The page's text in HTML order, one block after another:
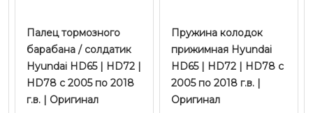
Палец тормозного
барабана / солдатик
Hyundai HD65 | HD72 |
HD78 с 2005 по 2018
г.в. | Оригинал
Пружина колодок
прижимная Hyundai
HD65 | HD72 | HD78 с
2005 по 2018 г.в. |
Оригинал